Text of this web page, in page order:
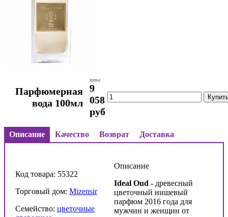
Парфюмерная
вода 100мл
цена
9
058
руб
Описание Качество Возврат Доставка
Код товара: 55322
Торговый дом: Mizensir
Семейство: цветочные
Описание
Ideal Oud - древесный
цветочный нишевый
парфюм 2016 года для
мужчин и женщин от